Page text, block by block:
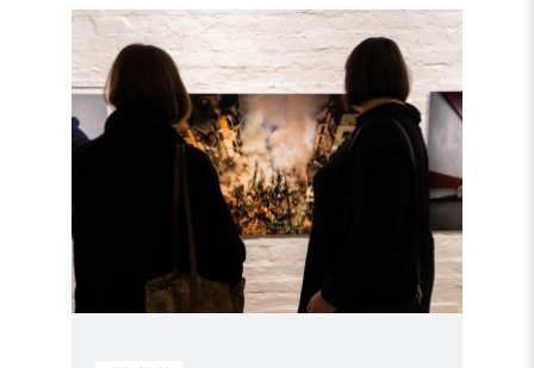
Read
article
"Vellykket
åpning
av
utstilling
om
Ukraina"